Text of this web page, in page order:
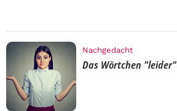
Nachgedacht
Das Wörtchen "leider"